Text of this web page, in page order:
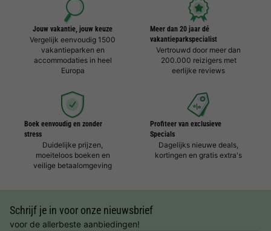
Jouw vakantie, jouw keuze
Vergelijk eenvoudig 1500
vakantieparken en
accommodaties in heel
Europa
Meer dan 20 jaar dé
vakantieparkspecialist
Vertrouwd door meer dan
200.000 reizigers met
eerlijke reviews
Boek eenvoudig en zonder
stress
Duidelijke prijzen,
moeiteloos boeken en
veilige betaalomgeving
Profiteer van exclusieve
Specials
Dagelijks nieuwe deals,
kortingen en gratis extra's
Schrijf je in voor onze nieuwsbrief
voor de allerbeste aanbiedingen!